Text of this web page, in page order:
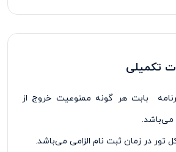
تکمیلی
بابت هر گونه ممنوعیت خروج از
می‌باشد.